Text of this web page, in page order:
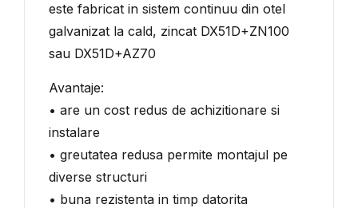
este fabricat in sistem continuu din otel
galvanizat la cald, zincat DX51D+ZN100
sau DX51D+AZ70
Avantaje:
• are un cost redus de achizitionare si
instalare
• greutatea redusa permite montajul pe
diverse structuri
• buna rezistenta in timp datorita